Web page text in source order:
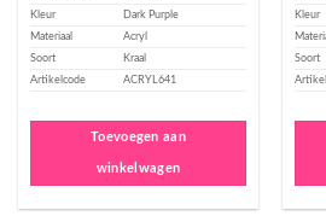
Kleur
Dark Purple
Materiaal
Acryl
Soort
Kraal
Artikelcode
ACRYL641
Toevoegen aan
winkelwagen
Kleur
Soort